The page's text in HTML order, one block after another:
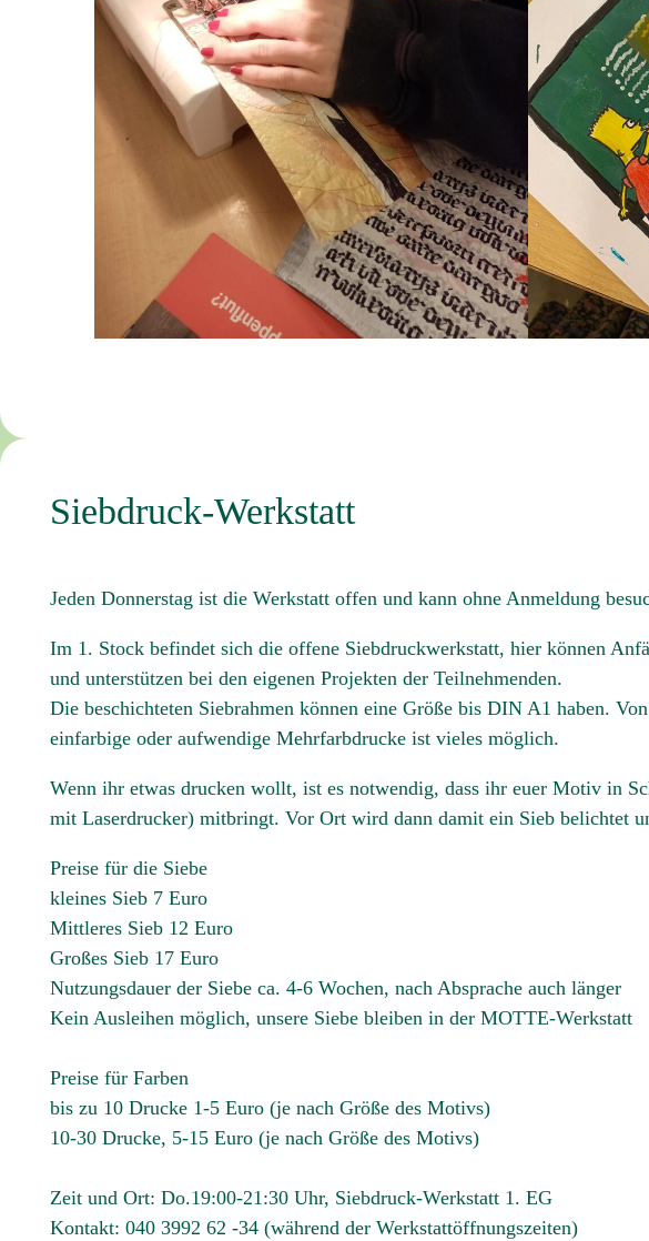
Siebdruck-Werkstatt
Jeden Donnerstag ist die Werkstatt offen und kann ohne Anmeldung
Im 1. Stock befindet sich die offene Siebdruckwerkstatt, hier können
und unterstützen bei den eigenen Projekten der Teilnehmenden.
Die beschichteten Siebrahmen können eine Größe bis DIN A1 haben.
einfarbige oder aufwendige Mehrfarbdrucke ist vieles möglich.
Wenn ihr etwas drucken wollt, ist es notwendig, dass ihr euer Motiv in
mit Laserdrucker) mitbringt. Vor Ort wird dann damit ein Sieb belichtet
Preise für die Siebe
kleines Sieb 7 Euro
Mittleres Sieb 12 Euro
Großes Sieb 17 Euro
Nutzungsdauer der Siebe ca. 4-6 Wochen, nach Absprache auch länger
Kein Ausleihen möglich, unsere Siebe bleiben in der MOTTE-Werkstatt
Preise für Farben
bis zu 10 Drucke 1-5 Euro (je nach Größe des Motivs)
10-30 Drucke, 5-15 Euro (je nach Größe des Motivs)
Zeit und Ort: Do.19:00-21:30 Uhr, Siebdruck-Werkstatt 1. EG
Kontakt: 040 3992 62 -34 (während der Werkstattöffnungszeiten)